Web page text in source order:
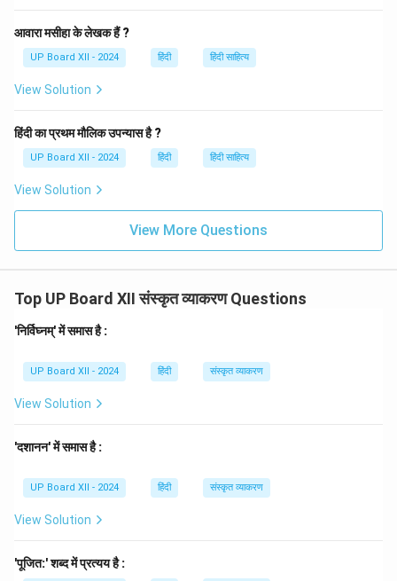
आवारा मसीहा के लेखक हैं ?
UP Board XII - 2024 हिंदी हिंदी साहित्य
View Solution
हिंदी का प्रथम मौलिक उपन्यास है ?
UP Board XII - 2024 हिंदी हिंदी साहित्य
View Solution
View More Questions
Top UP Board XII संस्कृत व्याकरण Questions
'निर्विघ्नम्' में समास है :
UP Board XII - 2024 हिंदी संस्कृत व्याकरण
View Solution
'दशानन' में समास है :
UP Board XII - 2024 हिंदी संस्कृत व्याकरण
View Solution
'पूजित:' शब्द में प्रत्यय है :